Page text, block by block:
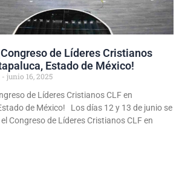
de Líderes Cristianos
Estado de México!
junio 16, 2025
de Líderes Cristianos CLF en
de México! Los días 12 y 13 de junio se
Congreso de Líderes Cristianos CLF en